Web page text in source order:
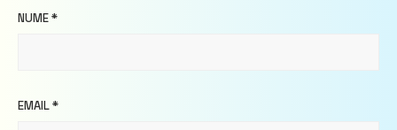
NUME*
EMAIL*